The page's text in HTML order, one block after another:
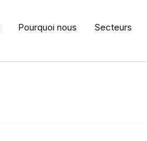
Pourquoi nous Secteurs